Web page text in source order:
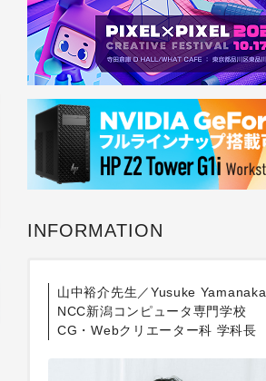
INFORMATION
山中裕介先生／Yusuke Yamanaka
NCC新潟コンピュータ専門学校
CG・Webクリエーター科 学科長